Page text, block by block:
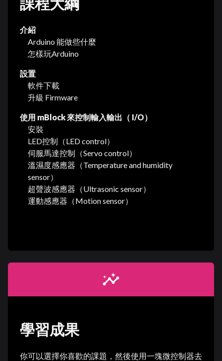
介紹
Arduino 能做些什麼
怎樣玩Arduino
設置
軟件下載
升級 Firmware
使用 mBlock 來控制輸入輸出（ I/O）
安裝
LED控制（LED control）
伺服馬達控制（Servo control）
溫濕度感應器（Temperature and humidity
sensor）
超聲波感應器（Ultrasonic sensor）
運動感應器（Motion sensor）
insights
學習成果
你可以選擇你喜歡的課題，然後使用一塊微控制器去